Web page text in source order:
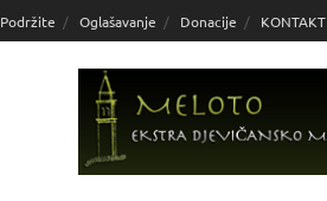
Podržite Oglašavanje Donacije KONTAKT